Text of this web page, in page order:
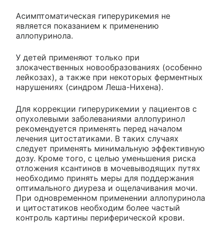
Асимптоматическая гиперурикемия не
является показанием к применению
аллопуринола.
У детей применяют только при
злокачественных новообразованиях (особенно
лейкозах), а также при некоторых ферментных
нарушениях (синдром Леша-Нихена).
Для коррекции гиперурикемии у пациентов с
опухолевыми заболеваниями аллопуринол
рекомендуется применять перед началом
лечения цитостатиками. В таких случаях
следует применять минимальную эффективную
дозу. Кроме того, с целью уменьшения риска
отложения ксантинов в мочевыводящих путях
необходимо принять меры для поддержания
оптимального диуреза и ощелачивания мочи.
При одновременном применении аллопуринола
и цитостатиков необходим более частый
контроль картины периферической крови.